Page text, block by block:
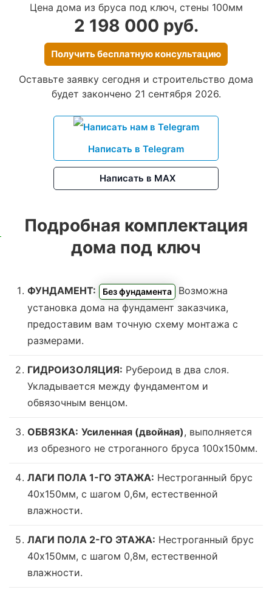
Цена дома из бруса под ключ, стены 100мм
2 198 000 руб.
Получить бесплатную консультацию
Оставьте заявку сегодня и строительство дома
будет закончено 21 сентября 2026.
Написать в Telegram
Написать в MAX
Подробная комплектация
дома под ключ
ФУНДАМЕНТ: Без фундамента
Возможна
установка дома на фундамент заказчика,
предоставим вам точную схему монтажа с
размерами.
ГИДРОИЗОЛЯЦИЯ: Рубероид в два слоя.
Укладывается между фундаментом и
обвязочным венцом.
ОБВЯЗКА: Усиленная (двойная), выполняется
из обрезного не строганного бруса 100х150мм.
ЛАГИ ПОЛА 1-ГО ЭТАЖА: Нестроганный брус
40х150мм, с шагом 0,6м, естественной
влажности.
ЛАГИ ПОЛА 2-ГО ЭТАЖА: Нестроганный брус
40х150мм, с шагом 0,8м, естественной
влажности.